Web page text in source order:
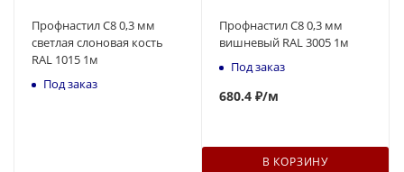
Профнастил С8 0,3 мм
светлая слоновая кость
RAL 1015 1м
Под заказ
Профнастил С8 0,3 мм
вишневый RAL 3005 1м
Под заказ
680.4 ₽/м
В КОРЗИНУ